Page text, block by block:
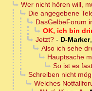
Wer nicht hören will,
Die angegebene
DasGelbeForum
OK, ich bin
Jetzt?- D-Marker,
Also ich sehe
Hauptsache
So ist es fast
Schreiben nicht
Welches